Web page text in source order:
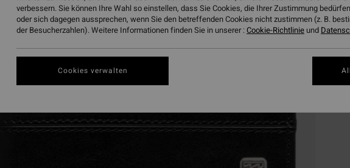
verbessern. Sie können Ihre Wahl so einstellen, dass Sie Cookies, die Ihrer Zustimmung
oder sich dagegen aussprechen, wenn Sie den betreffenden Cookies nicht zustimmen (z. B.
der Besucherzahlen). Weitere Informationen finden Sie in unserer :Cookie-Richtlinie und
Cookies verwalten